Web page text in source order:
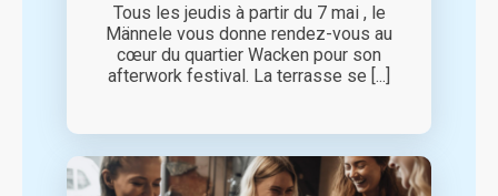
Tous les jeudis à partir du 7 mai , le
Männele vous donne rendez-vous au
cœur du quartier Wacken pour son
afterwork festival. La terrasse se [...]